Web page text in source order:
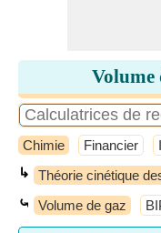
Volume
Chimie Financier
↳ Théorie cinétique
⤿ Volume de gaz